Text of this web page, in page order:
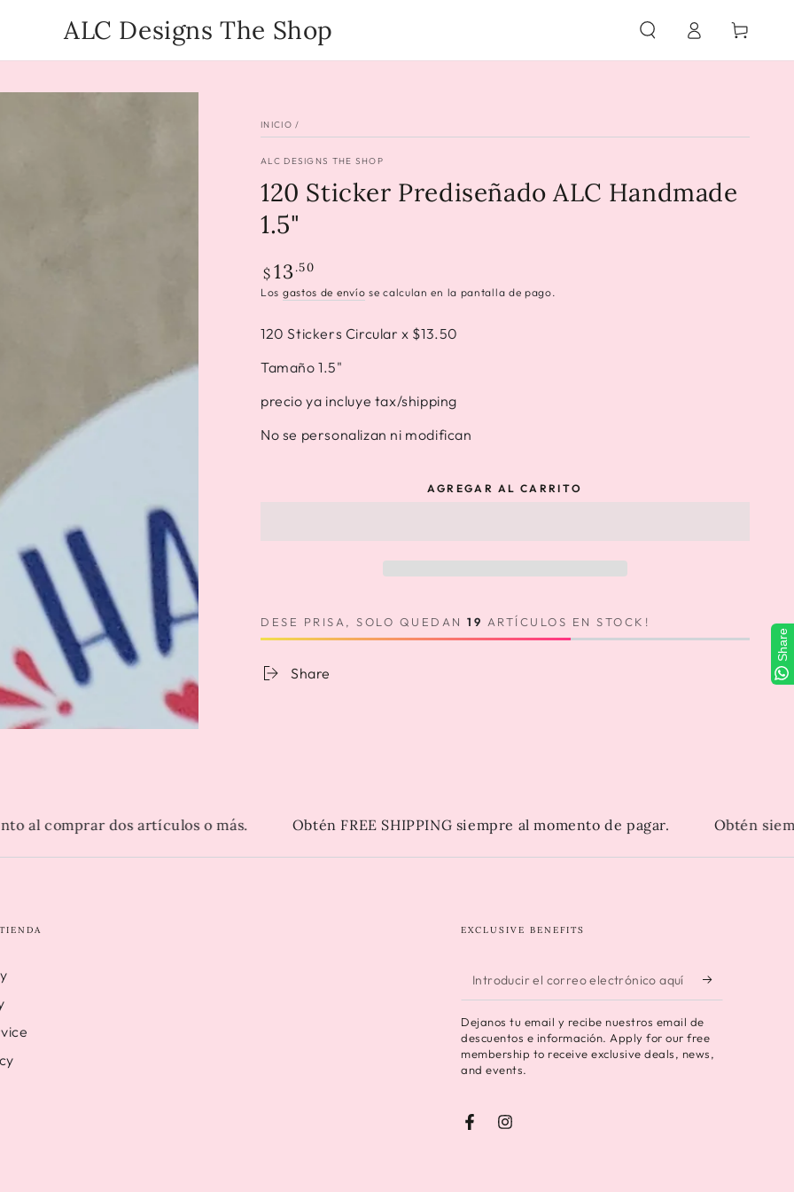
ALC Designs The Shop
sesión
Carrito
INICIO /
ALC DESIGNS THE SHOP
120 Sticker Prediseñado ALC Handmade
1.5"
Precio
regular
$ 13.50
Los gastos de envío se calculan en la pantalla de pago.
120 Stickers Circular x $13.50
Tamaño 1.5"
precio ya incluye tax/shipping
No se personalizan ni modifican
AGREGAR AL CARRITO
DESE PRISA, SOLO QUEDAN 19 ARTÍCULOS EN STOCK!
Share
al comprar dos artículos o más. Obtén FREE SHIPPING siempre al momento de pagar. Obtén
EXCLUSIVE BENEFITS
Introducir
el
correo
electrónico
Dejanos tu email y recibe nuestros email de
descuentos e información. Apply for our free
membership to receive exclusive deals, news,
and events.
FacebookInstagram
Share